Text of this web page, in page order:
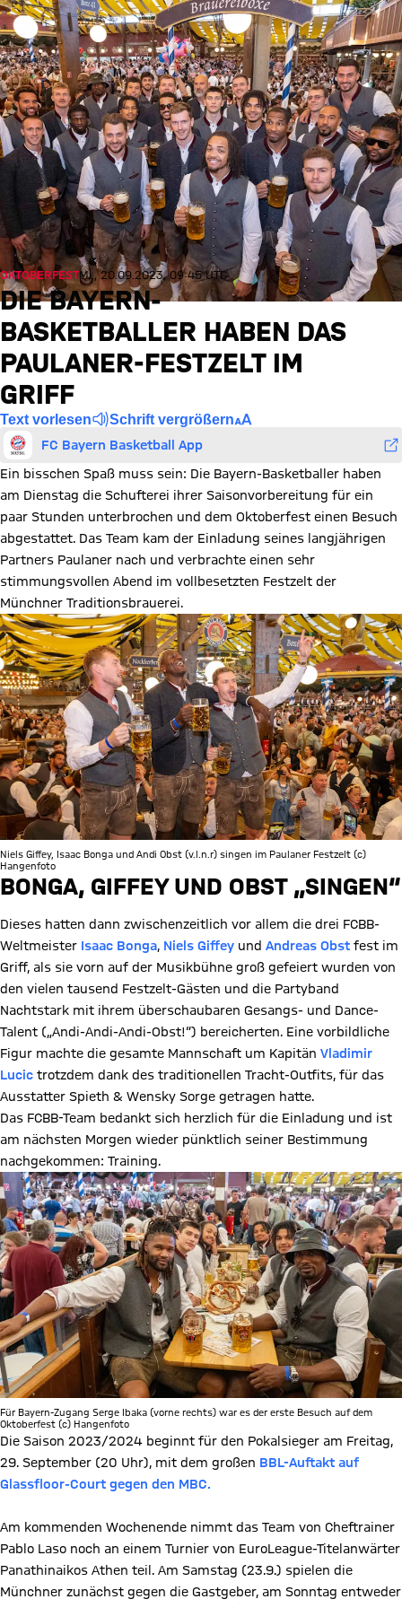
OKTOBERFESTMi., 20.09.2023, 09:45 UTC
DIE BAYERN-
BASKETBALLER HABEN DAS
PAULANER-FESTZELT IM
GRIFF
Text vorlesen Schrift vergrößern
FC Bayern Basketball App
Ein bisschen Spaß muss sein: Die Bayern-Basketballer haben
am Dienstag die Schufterei ihrer Saisonvorbereitung für ein
paar Stunden unterbrochen und dem Oktoberfest einen Besuch
abgestattet. Das Team kam der Einladung seines langjährigen
Partners Paulaner nach und verbrachte einen sehr
stimmungsvollen Abend im vollbesetzten Festzelt der
Münchner Traditionsbrauerei.
Niels Giffey, Isaac Bonga und Andi Obst (v.l.n.r) singen im Paulaner Festzelt (c)
Hangenfoto
BONGA, GIFFEY UND OBST „SINGEN“
Dieses hatten dann zwischenzeitlich vor allem die drei FCBB-
Weltmeister Isaac Bonga, Niels Giffey und Andreas Obst fest im
Griff, als sie vorn auf der Musikbühne groß gefeiert wurden von
den vielen tausend Festzelt-Gästen und die Partyband
Nachtstark mit ihrem überschaubaren Gesangs- und Dance-
Talent („Andi-Andi-Andi-Obst!“) bereicherten. Eine vorbildliche
Figur machte die gesamte Mannschaft um Kapitän Vladimir
Lucic trotzdem dank des traditionellen Tracht-Outfits, für das
Ausstatter Spieth & Wensky Sorge getragen hatte.
Das FCBB-Team bedankt sich herzlich für die Einladung und ist
am nächsten Morgen wieder pünktlich seiner Bestimmung
nachgekommen: Training.
Für Bayern-Zugang Serge Ibaka (vorne rechts) war es der erste Besuch auf dem
Oktoberfest (c) Hangenfoto
Die Saison 2023/2024 beginnt für den Pokalsieger am Freitag,
29. September (20 Uhr), mit dem großen BBL-Auftakt auf
Glassfloor-Court gegen den MBC.
Am kommenden Wochenende nimmt das Team von Cheftrainer
Pablo Laso noch an einem Turnier von EuroLeague-Titelanwärter
Panathinaikos Athen teil. Am Samstag (23.9.) spielen die
Münchner zunächst gegen die Gastgeber, am Sonntag entweder